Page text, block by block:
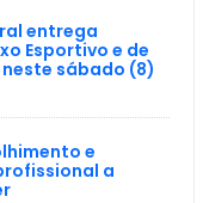
entrega
Esportivo e de
sábado (8)
e
a